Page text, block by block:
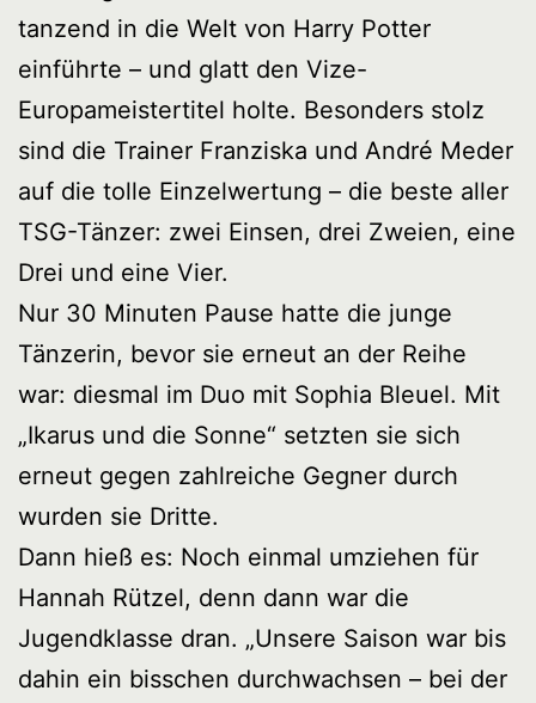
tanzend in die Welt von Harry Potter
einführte – und glatt den Vize-
Europameistertitel holte. Besonders stolz
sind die Trainer Franziska und André Meder
auf die tolle Einzelwertung – die beste aller
TSG-Tänzer: zwei Einsen, drei Zweien, eine
Drei und eine Vier.
Nur 30 Minuten Pause hatte die junge
Tänzerin, bevor sie erneut an der Reihe
war: diesmal im Duo mit Sophia Bleuel. Mit
„Ikarus und die Sonne“ setzten sie sich
erneut gegen zahlreiche Gegner durch
wurden sie Dritte.
Dann hieß es: Noch einmal umziehen für
Hannah Rützel, denn dann war die
Jugendklasse dran. „Unsere Saison war bis
dahin ein bisschen durchwachsen – bei der